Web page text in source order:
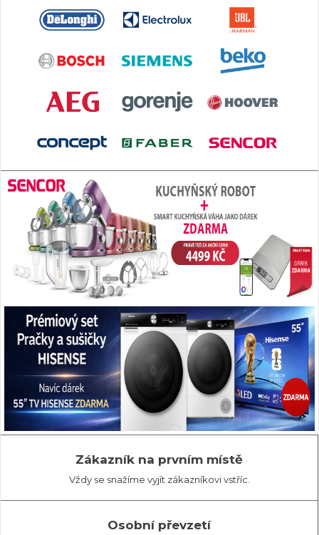
Zákazník na prvním místě
Vždy se snažíme vyjít zákazníkovi vstříc.
Osobní převzetí